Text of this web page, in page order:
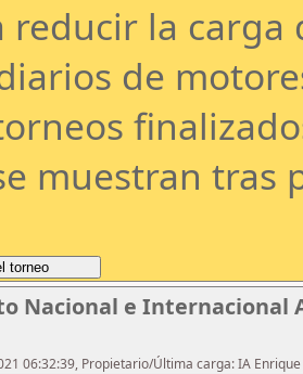
reducir la
de
muestran tras
Nacional e Internacional
06:32:39, Propietario/Última carga: IA